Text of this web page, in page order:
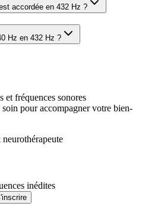
accordée en 432 Hz ?
Hz en 432 Hz ?
et fréquences sonores
pour accompagner votre bien-
inédites